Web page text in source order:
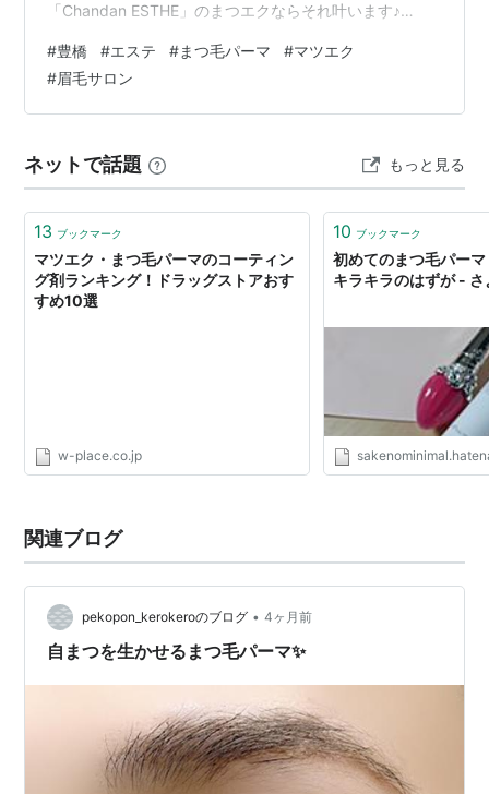
「Chandan ESTHE」のまつエクならそれ叶います♪
想の目元 】 井原駅から徒歩4分にある【Chandan
ESTHE】です。 豊橋でマツエクのモチやアレルギーにお
悩みの方は、ぜひ当店へお越しください✨ なぜなら、当
した日本初・唯一の専門サロン…
#豊橋 #エステ #まつ毛パーマ #マツエク
#眉毛サロン
ネットで話題 もっと見る
13 ブックマーク
マツエク・まつ毛パーマのコーティン
グ剤ランキング！ドラッグストアおす
すめ10選
w-place.co.jp
10 ブックマーク
初めてのまつ毛パー
キラキラのはずが -
関連ブログ
pekopon_kerokeroのブログ • 4ヶ月前
自まつを生かせるまつ毛パーマ✨